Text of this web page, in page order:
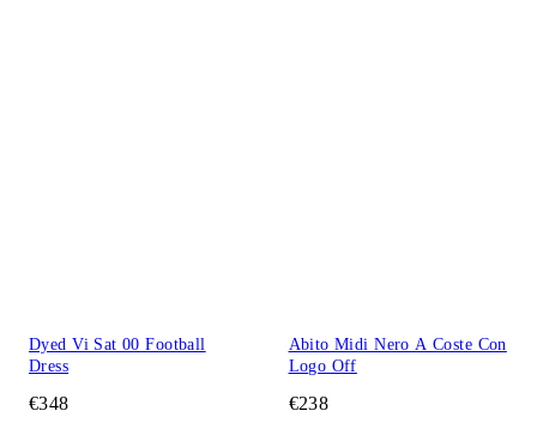
Dyed Vi Sat 00 Football
Dress
€348
Abito Midi Nero A Coste Con
Logo Off
€238